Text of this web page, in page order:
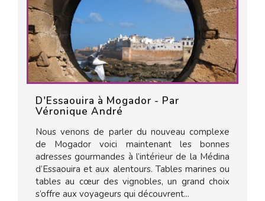
D'Essaouira à Mogador - Par
Véronique André
Nous venons de parler du nouveau complexe
de Mogador voici maintenant les bonnes
adresses gourmandes à l’intérieur de la Médina
d’Essaouira et aux alentours. Tables marines ou
tables au cœur des vignobles, un grand choix
s’offre aux voyageurs qui découvrent...